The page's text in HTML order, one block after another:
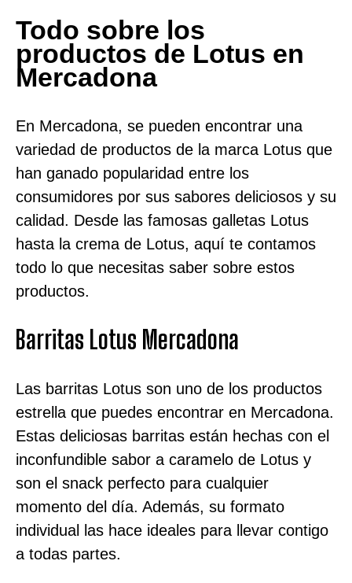
Todo sobre los
productos de Lotus en
Mercadona
En Mercadona, se pueden encontrar una
variedad de productos de la marca Lotus que
han ganado popularidad entre los
consumidores por sus sabores deliciosos y su
calidad. Desde las famosas galletas Lotus
hasta la crema de Lotus, aquí te contamos
todo lo que necesitas saber sobre estos
productos.
Barritas Lotus Mercadona
Las barritas Lotus son uno de los productos
estrella que puedes encontrar en Mercadona.
Estas deliciosas barritas están hechas con el
inconfundible sabor a caramelo de Lotus y
son el snack perfecto para cualquier
momento del día. Además, su formato
individual las hace ideales para llevar contigo
a todas partes.